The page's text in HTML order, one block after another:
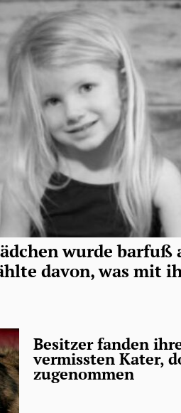
wurde barfuß
davon, was mit
Besitzer fanden
vermissten Kater,
zugenommen